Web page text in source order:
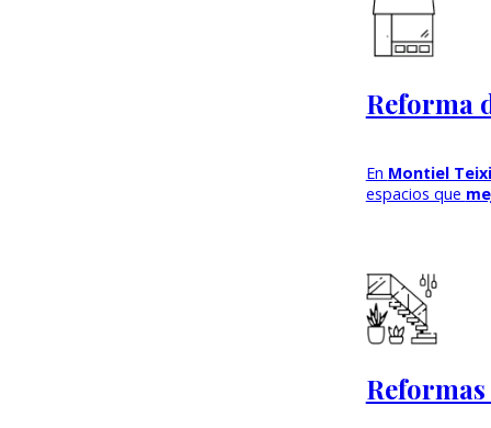
Reforma
En Montiel
espacios que